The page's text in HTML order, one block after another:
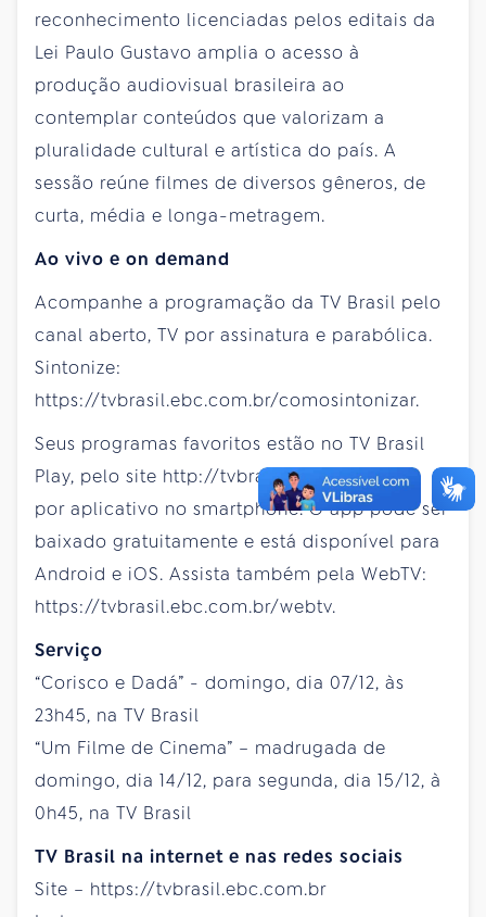
reconhecimento licenciadas pelos editais da
Lei Paulo Gustavo amplia o acesso à
produção audiovisual brasileira ao
contemplar conteúdos que valorizam a
pluralidade cultural e artística do país. A
sessão reúne filmes de diversos gêneros, de
curta, média e longa-metragem.
Ao vivo e on demand
Acompanhe a programação da TV Brasil pelo
canal aberto, TV por assinatura e parabólica.
Sintonize:
https://tvbrasil.ebc.com.br/comosintonizar.
Seus programas favoritos estão no TV Brasil
Play, pelo site http://tvbrasilplay.com.br ou
por aplicativo no smartphone. O app pode ser
baixado gratuitamente e está disponível para
Android e iOS. Assista também pela WebTV:
https://tvbrasil.ebc.com.br/webtv.
Serviço
“Corisco e Dadá” - domingo, dia 07/12, às
23h45, na TV Brasil
“Um Filme de Cinema” – madrugada de
domingo, dia 14/12, para segunda, dia 15/12, à
0h45, na TV Brasil
TV Brasil na internet e nas redes sociais
Site – https://tvbrasil.ebc.com.br